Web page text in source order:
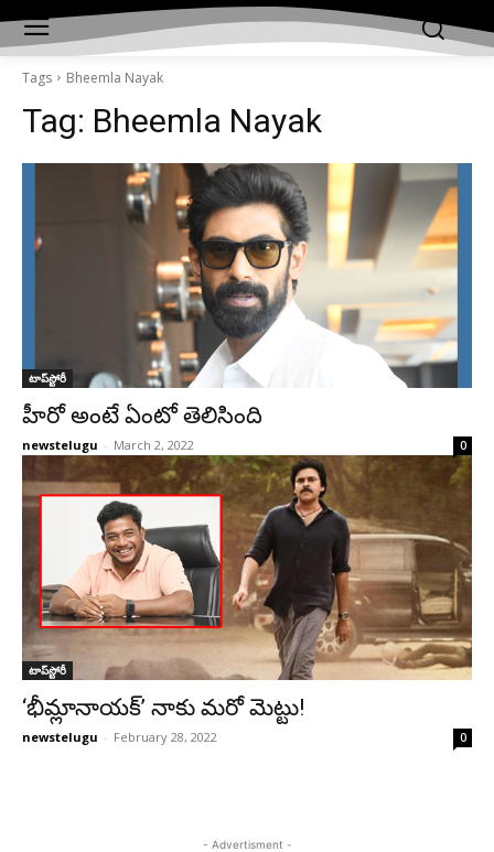
Tags Bheemla Nayak
Tag: Bheemla Nayak
టాప్‌స్టోరీ
హీరో అంటే ఏంటో తెలిసింది
newstelugu - March 2, 2022 0
టాప్‌స్టోరీ
‘భీమ్లానాయక్‌’ నాకు మరో మెట్టు!
newstelugu - February 28, 2022 0
- Advertisment -